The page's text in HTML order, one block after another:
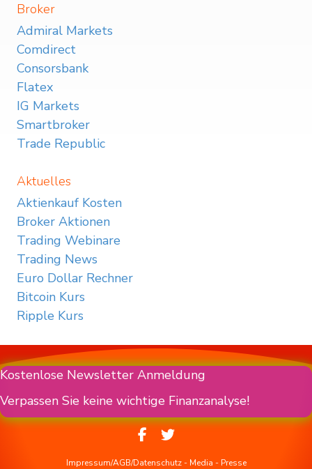
Broker
Admiral Markets
Comdirect
Consorsbank
Flatex
IG Markets
Smartbroker
Trade Republic
Aktuelles
Aktienkauf Kosten
Broker Aktionen
Trading Webinare
Trading News
Euro Dollar Rechner
Bitcoin Kurs
Ripple Kurs
Kostenlose Newsletter Anmeldung
Verpassen Sie keine wichtige Finanzanalyse!
Impressum/AGB/Datenschutz- Media - Presse